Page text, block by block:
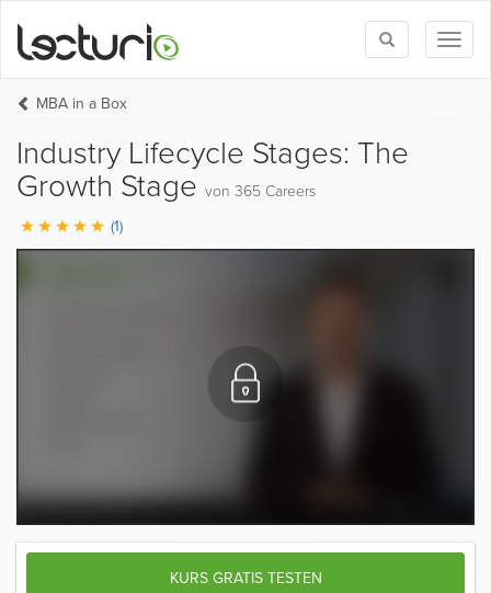
Toggle
search
MBA in a Box
Industry Lifecycle Stages: The
Growth Stage von 365 Careers
(1)
KURS GRATIS TESTEN